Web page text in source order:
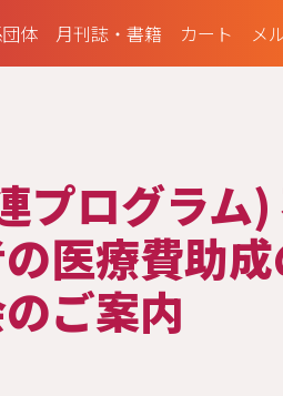
体 月刊誌・書籍 カート メ
プログラム)
医療費助
ご案内